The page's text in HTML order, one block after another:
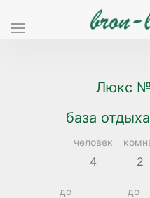
Люкс
база
человек
4 2
до
до